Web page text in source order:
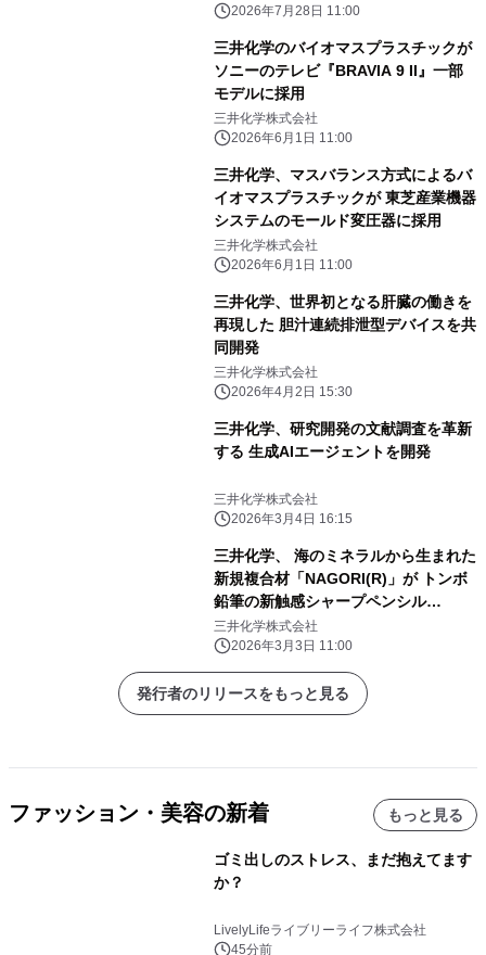
2026年7月28日 11:00
三井化学のバイオマスプラスチックが
ソニーのテレビ『BRAVIA 9 II』一部
モデルに採用
三井化学株式会社
2026年6月1日 11:00
三井化学、マスバランス方式によるバ
イオマスプラスチックが 東芝産業機器
システムのモールド変圧器に採用
三井化学株式会社
2026年6月1日 11:00
三井化学、世界初となる肝臓の働きを
再現した 胆汁連続排泄型デバイスを共
同開発
三井化学株式会社
2026年4月2日 15:30
三井化学、研究開発の文献調査を革新
する 生成AIエージェントを開発
三井化学株式会社
2026年3月4日 16:15
三井化学、 海のミネラルから生まれた
新規複合材「NAGORI(R)」が トンボ
鉛筆の新触感シャープペンシル
「FUMI」に採用
三井化学株式会社
2026年3月3日 11:00
発行者のリリースをもっと見る
ファッション・美容の新着 もっと見る
ゴミ出しのストレス、まだ抱えてます
か？
LivelyLifeライブリーライフ株式会社
45分前